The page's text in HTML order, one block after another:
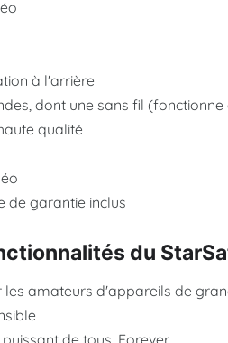
à l'arrière
dont une sans fil
qualité
de garantie inclus
du
les amateurs d'appareils de
de tous, Forever